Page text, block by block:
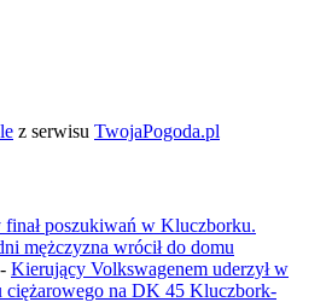
z serwisu TwojaPogoda.pl
finał poszukiwań w Kluczborku.
mężczyzna wrócił do domu
- Kierujący Volkswagenem uderzył w
ciężarowego na DK 45 Kluczbork-